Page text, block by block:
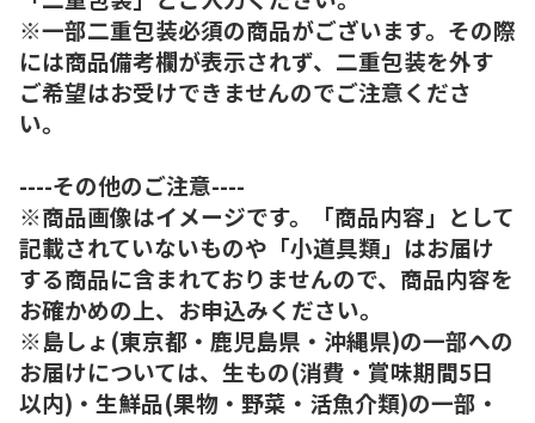
※一部二重包装必須の商品がございます。その際
には商品備考欄が表示されず、二重包装を外す
ご希望はお受けできませんのでご注意くださ
い。
----その他のご注意----
※商品画像はイメージです。「商品内容」として
記載されていないものや「小道具類」はお届け
する商品に含まれておりませんので、商品内容を
お確かめの上、お申込みください。
※島しょ(東京都・鹿児島県・沖縄県)の一部への
お届けについては、生もの(消費・賞味期間5日
以内)・生鮮品(果物・野菜・活魚介類)の一部・